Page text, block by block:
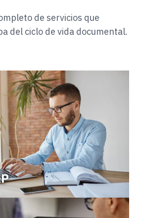
de servicios que
del ciclo de vida documental.